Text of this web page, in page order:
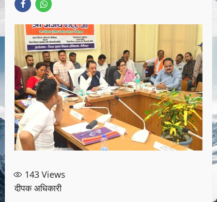
143 Views
दीपक अधिकारी